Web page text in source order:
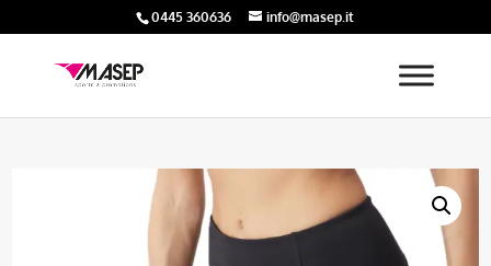
0445 360636 info@masep.it